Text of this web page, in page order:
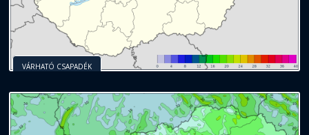
VÁRHATÓ CSAPADÉK